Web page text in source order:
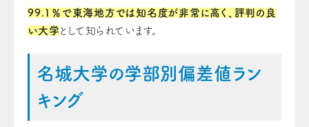
99.1％で東海地方では知名度が非常に高く、評判の良
い大学 として知られています。
名城大学の学部別偏差値ラン
キング